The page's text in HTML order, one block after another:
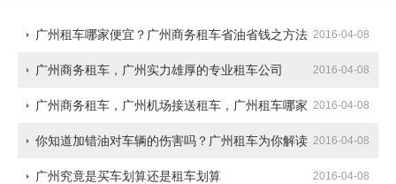
2016-04-08
广州租车哪家便宜？广州商务租车省油省钱之方法
2016-04-08
广州商务租车，广州实力雄厚的专业租车公司
2016-04-08
广州商务租车，广州机场接送租车，广州租车哪家
便宜
2016-04-08
你知道加错油对车辆的伤害吗？广州租车为你解读
2016-04-08
广州究竟是买车划算还是租车划算